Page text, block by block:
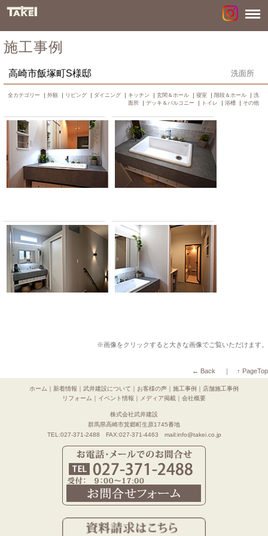
施工事例
高崎市飯塚町S様邸 洗面所
全カテゴリー ｜ 外観 ｜ リビング ｜ ダイニング ｜ キッチン ｜ 玄関＆ホール ｜ 寝室 ｜ 階段＆ホール ｜ 洗
面所 ｜ デッキ＆バルコニー ｜ トイレ ｜ 浴槽 ｜ その他
※画像をクリックすると大きな画像でご覧いただけます。
← Back ｜ ↑ PageTop
ホーム 新着情報 武井建設について お客様の声 施工事例
店舗施工事例
リフォーム
イベント情報 メディア掲載 会社概要
株式会社武井建設
群馬県高崎市箕郷町生原1745番地
TEL:027-371-2488 FAX:027-371-4463 mail:info@takei.co.jp